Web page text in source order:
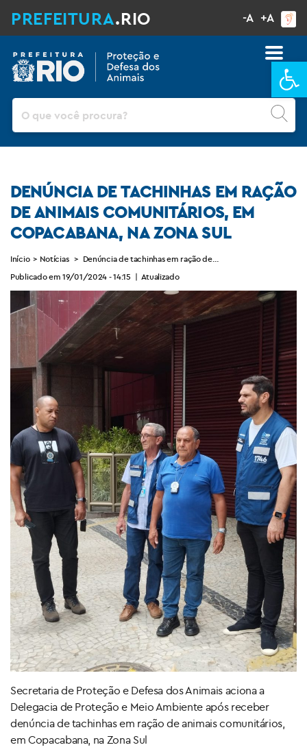
PREFEITURA.RIO -A +A
DENÚNCIA DE TACHINHAS EM RAÇÃO
DE ANIMAIS COMUNITÁRIOS, EM
COPACABANA, NA ZONA SUL
Início > Notícias > Denúncia de tachinhas em ração de animais comunitários,
Publicado em 19/01/2024 - 14:15 | Atualizado
Secretaria de Proteção e Defesa dos Animais aciona a
Delegacia de Proteção e Meio Ambiente após receber
denúncia de tachinhas em ração de animais comunitários,
em Copacabana, na Zona Sul